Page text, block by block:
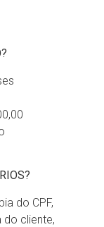
do CPF,
do cliente,